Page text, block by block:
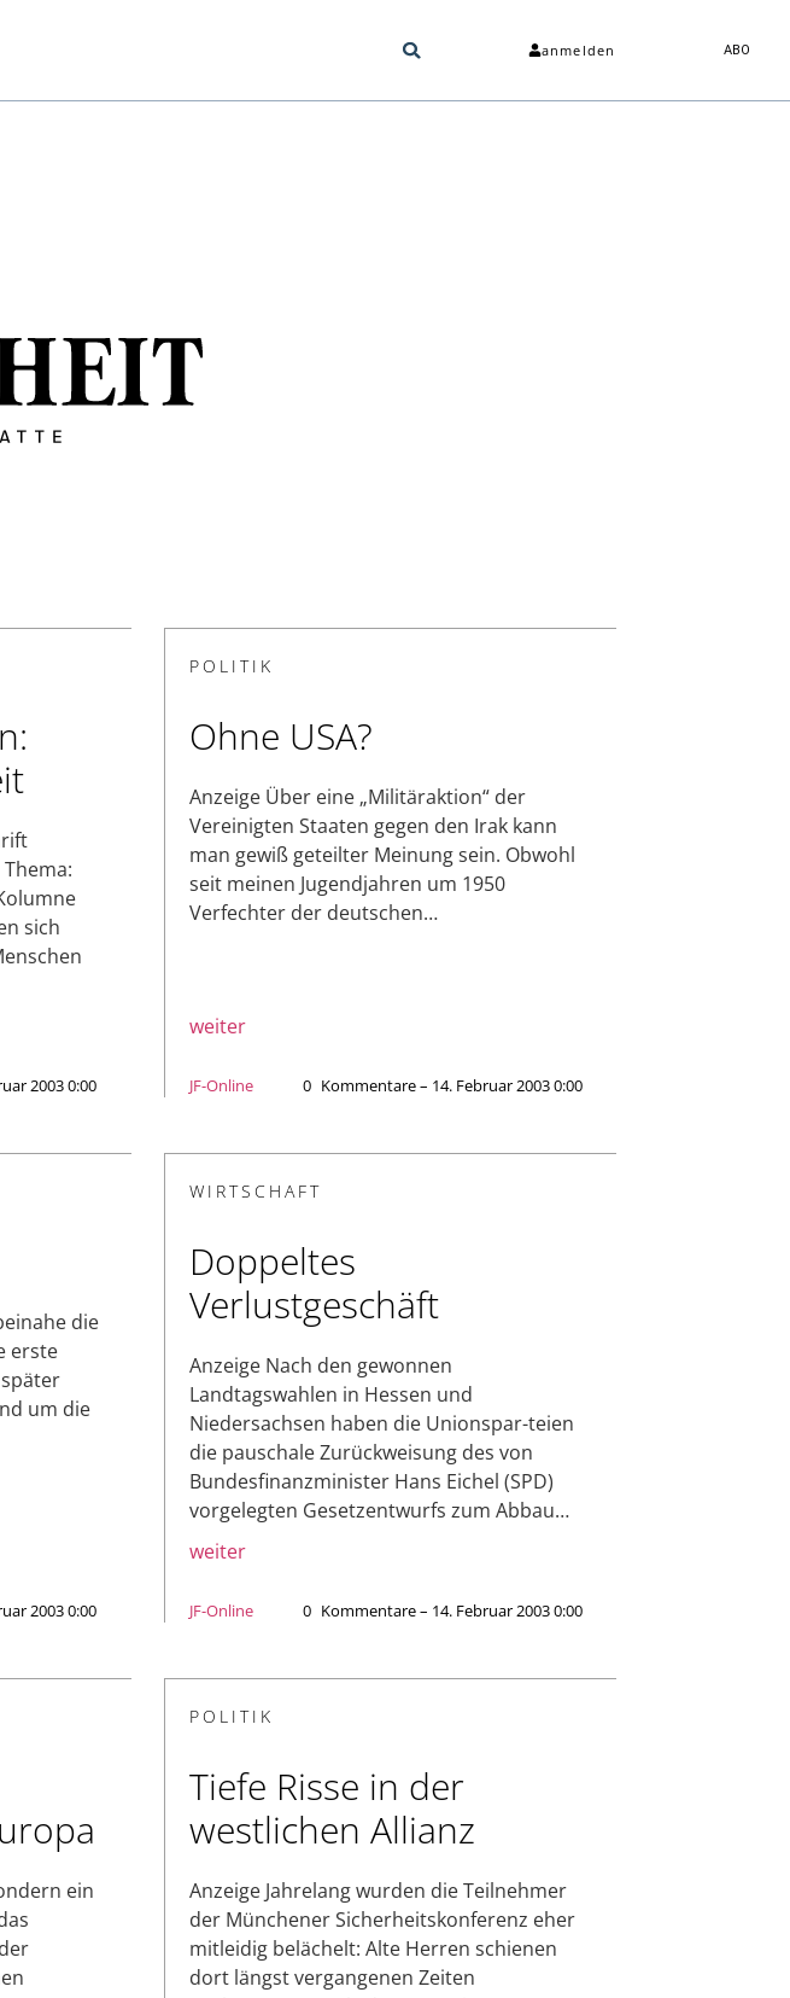
anmelden ABO
sich
2003 0:00
POLITIK
Ohne USA?
Anzeige Über eine „Militäraktion“ der
Vereinigten Staaten gegen den Irak kann
man gewiß geteilter Meinung sein. Obwohl
seit meinen Jugendjahren um 1950
Verfechter der deutschen…
weiter
JF-Online 0 Kommentare – 14. Februar 2003 0:00
die
erste
um die
2003 0:00
WIRTSCHAFT
Doppeltes
Verlustgeschäft
Anzeige Nach den gewonnen
Landtagswahlen in Hessen und
Niedersachsen haben die Unionspar-teien
die pauschale Zurückweisung des von
Bundesfinanzminister Hans Eichel (SPD)
vorgelegten Gesetzentwurfs zum Abbau…
weiter
JF-Online 0 Kommentare – 14. Februar 2003 0:00
ein
POLITIK
Tiefe Risse in der
westlichen Allianz
Anzeige Jahrelang wurden die Teilnehmer
der Münchener Sicherheitskonferenz eher
mitleidig belächelt: Alte Herren schienen
dort längst vergangenen Zeiten